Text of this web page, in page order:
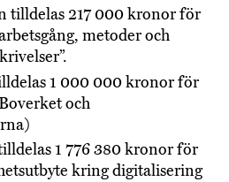
tilldelas 217 000 kronor för
metoder och
1 000 000 kronor för
och
1 776 380 kronor för
kring digitalisering